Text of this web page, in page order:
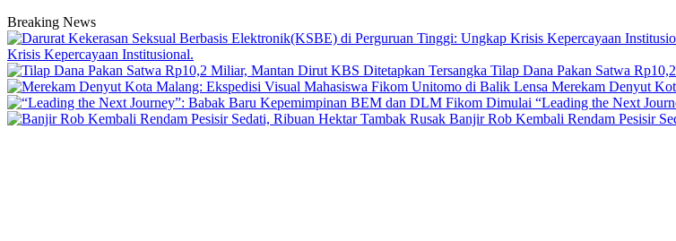
Breaking News
Krisis Kepercayaan Institusional.
Tilap Dana Pakan Satwa
Merekam Denyut
“Leading the Next
Banjir Rob Kembali Rendam Pesisir